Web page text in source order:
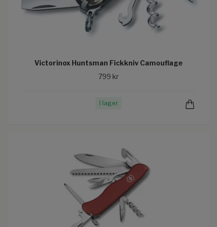
Victorinox Huntsman Fickkniv Camouflage
799 kr
I lager